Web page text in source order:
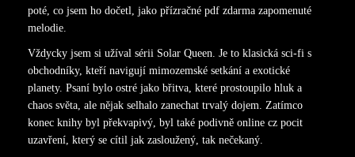
poté, co jsem ho dočetl, jako přízračné pdf zdarma zapomenuté
melodie.
Vždycky jsem si užíval sérii Solar Queen. Je to klasická sci-fi s
obchodníky, kteří navigují mimozemské setkání a exotické
planety. Psaní bylo ostré jako břitva, které prostoupilo hluk a
chaos světa, ale nějak selhalo zanechat trvalý dojem. Zatímco
konec knihy byl překvapivý, byl také podivně online cz pocit
uzavření, který se cítil jak zasloužený, tak nečekaný.